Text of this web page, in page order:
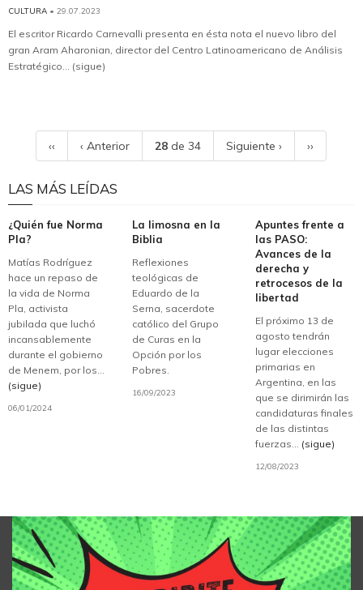
CULTURA • 29.07.2023
El escritor Ricardo Carnevalli presenta en ésta nota el nuevo libro del
gran Aram Aharonian, director del Centro Latinoamericano de Análisis
Estratégico... (sigue)
‹‹ ‹ Anterior 28 de 34 Siguiente › ››
LAS MÁS LEÍDAS
¿Quién fue Norma
Pla?
Matías Rodríguez
hace un repaso de
la vida de Norma
Pla, activista
jubilada que luchó
incansablemente
durante el gobierno
de Menem, por los...
(sigue)
06/01/2024
La limosna en la
Biblia
Reflexiones
teológicas de
Eduardo de la
Serna, sacerdote
católico del Grupo
de Curas en la
Opción por los
Pobres.
16/09/2023
Apuntes frente a
las PASO:
Avances de la
derecha y
retrocesos de la
libertad
El próximo 13 de
agosto tendrán
lugar elecciones
primarias en
Argentina, en las
que se dirimirán las
candidaturas finales
de las distintas
fuerzas... (sigue)
12/08/2023